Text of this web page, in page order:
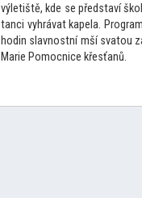
výletiště, kde se představí
tanci vyhrávat kapela.
hodin slavnostní mší svatou
Marie Pomocnice křesťanů.